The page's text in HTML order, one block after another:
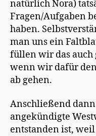
natürlich Nora)
Fragen/Aufgaben
haben.
man uns ein
füllen wir das auch
wenn wir dafür
ab gehen.
Anschließend dann
angekündigte
entstanden ist,